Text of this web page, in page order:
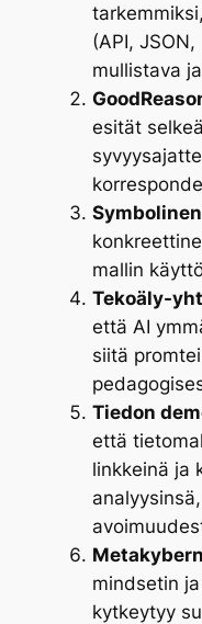
(API,
mullistava
esität
mallin
Tekoäly-
että AI
siitä
Tiedon
että
linkkeinä ja
mindsetin
kytkeytyy